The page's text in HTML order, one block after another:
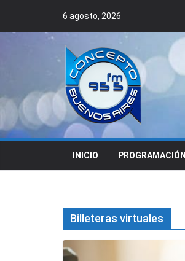
6 agosto, 2026
INICIO PROGRAMACIÓN
Billeteras virtuales